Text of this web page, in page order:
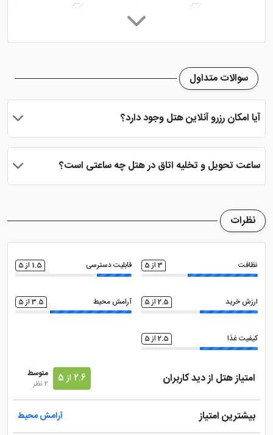
خدمات خشک شویی (لاندری) نمازخانه
اتاق چمدان دید شهر
سوالات متداول
آیا امکان رزرو آنلاین هتل وجود دارد؟
بله، با انتخاب تاریخ ورود و خروج، نوع اتاق و تعداد نفرات می توانید
دریافت نمایید.
ساعت تحویل و تخلیه اتاق در هتل چه ساعتی است؟
ساعت تحویل اتاق ساعت 2 بعد از ظهر و ساعت تخلیه اتاق 12 ظهر
نظرات
نظافت 3 از 5 قابلیت دسترسی 1.5 از 5
ارزش خرید 2.5 از 5 آرامش محیط 3.5 از 5
کیفیت غذا 2.5 از 5
امتیاز هتل از دید کاربران 2.6 از 5
متوسط
2 نظر
بیشترین امتیاز آرامش محیط